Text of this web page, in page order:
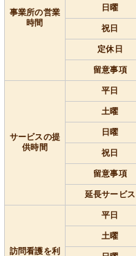
事業所の営業
時間
日曜
祝日
定休日
留意事項
サービスの提
供時間
平日
土曜
日曜
祝日
留意事項
延長サービス
訪問看護を利
平日
土曜